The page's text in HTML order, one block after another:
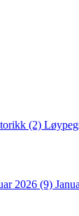
(2)
2026 (9)